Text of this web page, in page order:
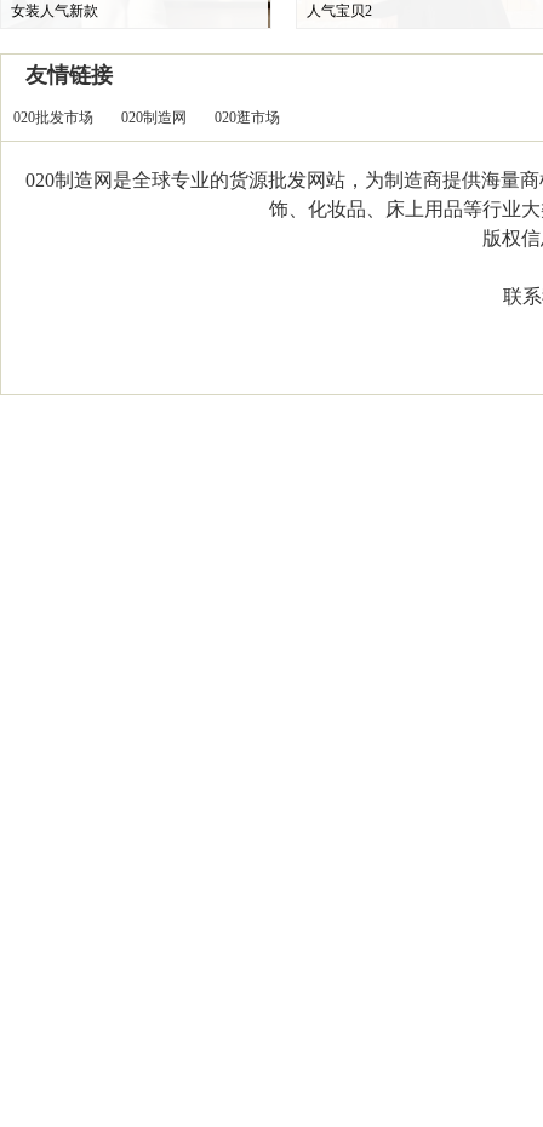
女装人气新款 人气宝贝2
友情链接
020批发市场 020制造网 020逛市场
020制造网是全球专业的货源批发网站，为制造商提供海量
饰、化妆品、床上用品等行业
版权信
联